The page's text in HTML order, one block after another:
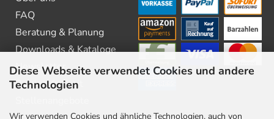
Diese Webseite verwendet Cookies und andere
Technologien
Wir verwenden Cookies und ähnliche Technologien, auch von
FAQ
Beratung & Planung
Downloads & Kataloge
Newsletter
Barrierefreiheit